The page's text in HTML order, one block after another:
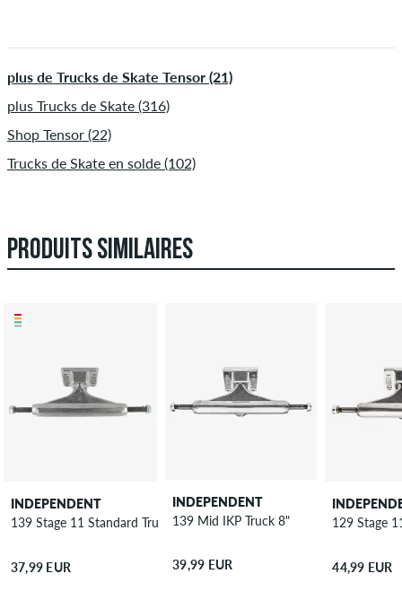
plus de Trucks de Skate Tensor (21)
plus Trucks de Skate (316)
Shop Tensor (22)
Trucks de Skate en solde (102)
PRODUITS SIMILAIRES
INDEPENDENT
139 Stage 11 Standard Truck 8"
37,99 EUR
INDEPENDENT
139 Mid IKP Truck 8"
39,99 EUR
129 Stage
44,99 EUR